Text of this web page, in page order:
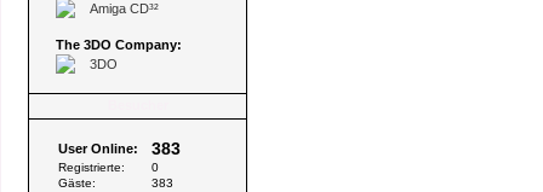
Amiga CD³²
The 3DO Company:
3DO
User Online: 383
Registrierte:
0
Gäste:
383